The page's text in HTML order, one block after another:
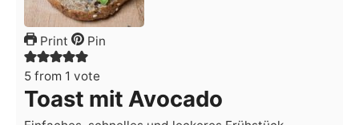
Print Pin
5 from 1 vote
Toast mit Avocado